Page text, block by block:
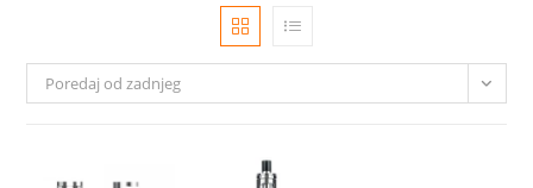
Poredaj od zadnjeg